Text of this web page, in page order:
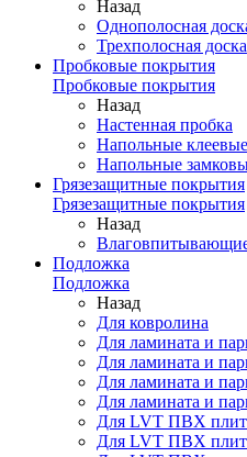
Назад
Однополосная
Трехполосная доска
Пробковые покрытия
Пробковые покрытия
Назад
Настенная пробка
Напольные
Напольные
Грязезащитные покрытия
Грязезащитные покрытия
Назад
Подложка
Подложка
Назад
Для ковролина
Для ламината и
Для ламината и
Для ламината и
Для ламината и
Для LVT ПВХ
Для LVT ПВХ